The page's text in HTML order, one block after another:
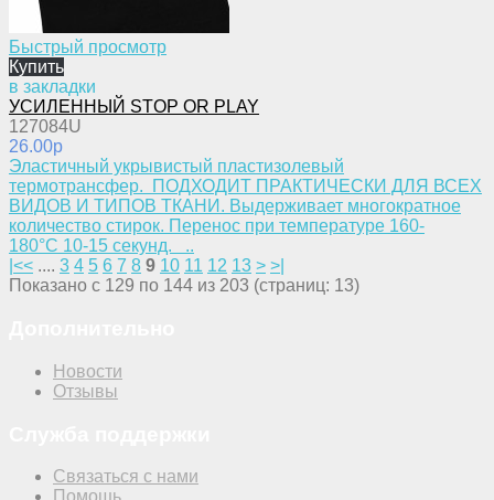
Быстрый просмотр
Купить
в закладки
УСИЛЕННЫЙ STOP OR PLAY
127084U
26.00p
​Эластичный укрывистый пластизолевый
термотрансфер. ПОДХОДИТ ПРАКТИЧЕСКИ ДЛЯ ВСЕХ
ВИДОВ И ТИПОВ ТКАНИ. Выдерживает многократное
количество стирок. Перенос при температуре 160-
180°С 10-15 секунд. ..
|<< .... 3 4 5 6 7 8 9 10 11 12 13 > >|
Показано с 129 по 144 из 203 (страниц: 13)
Новости
Отзывы
Связаться с нами